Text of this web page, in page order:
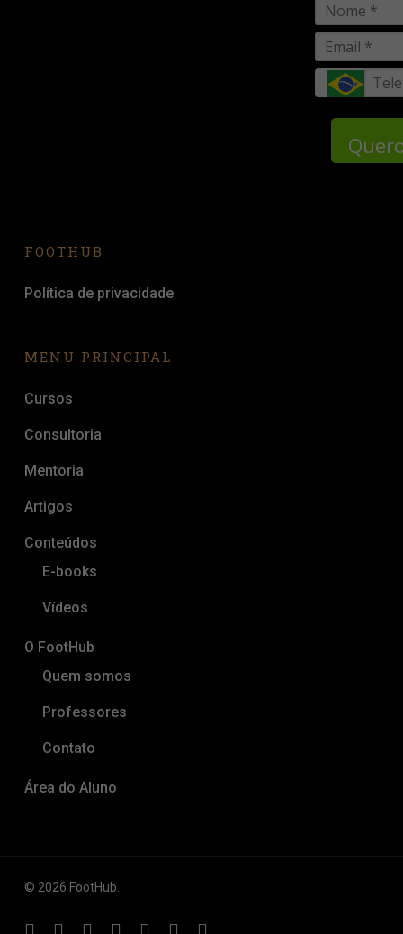
FOOTHUB
Política de privacidade
MENU PRINCIPAL
Cursos
Consultoria
Mentoria
Artigos
Conteúdos
E-books
Vídeos
O FootHub
Quem somos
Professores
Contato
Área do Aluno
© 2026 FootHub.
x- facebooklinkedinyoutubeinstagramspotifytiktok